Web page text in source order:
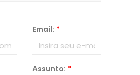
Email: *
Assunto: *